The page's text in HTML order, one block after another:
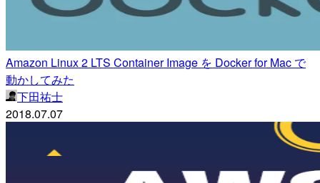
Amazon Linux 2 LTS Container Image を Docker for Mac で
動かしてみた
下田祐士
2018.07.07